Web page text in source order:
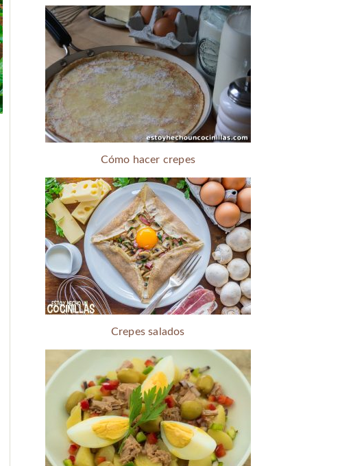
Cómo hacer crepes
Crepes salados